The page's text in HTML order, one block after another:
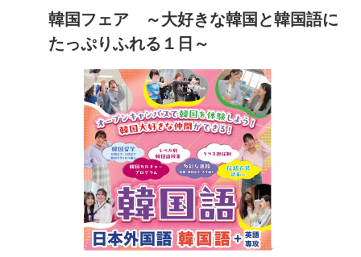
韓国フェア ～大好きな韓国と韓国語に
たっぷりふれる１日～